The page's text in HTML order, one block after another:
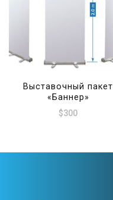
Выставочный пакет
«Баннер»
$300